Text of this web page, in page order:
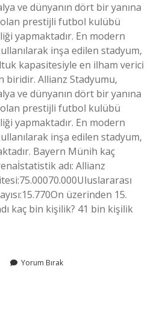
ve dünyanın dört bir yanına
olan prestijli futbol kulübü
yapmaktadır. En modern
inşa edilen stadyum,
kapasitesiyle en ilham verici
biridir. Allianz Stadyumu,
ve dünyanın dört bir yanına
olan prestijli futbol kulübü
yapmaktadır. En modern
inşa edilen stadyum,
Bayern Münih kaç
adı: Allianz
üzerinden 15.
kaç bin kişilik? 41 bin kişilik
Yorum Bırak